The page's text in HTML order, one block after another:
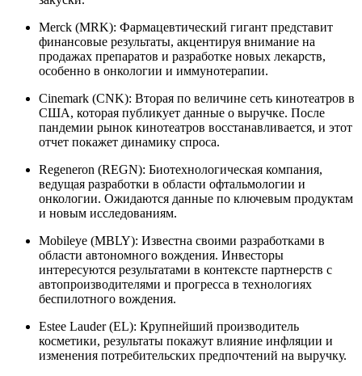
Merck (MRK): Фармацевтический гигант представит
финансовые результаты, акцентируя внимание на
продажах препаратов и разработке новых лекарств,
особенно в онкологии и иммунотерапии.
Cinemark (CNK): Вторая по величине сеть кинотеатров в
США, которая публикует данные о выручке. После
пандемии рынок кинотеатров восстанавливается, и этот
отчет покажет динамику спроса.
Regeneron (REGN): Биотехнологическая компания,
ведущая разработки в области офтальмологии и
онкологии. Ожидаются данные по ключевым продуктам
и новым исследованиям.
Mobileye (MBLY): Известна своими разработками в
области автономного вождения. Инвесторы
интересуются результатами в контексте партнерств с
автопроизводителями и прогресса в технологиях
беспилотного вождения.
Estee Lauder (EL): Крупнейший производитель
косметики, результаты покажут влияние инфляции и
изменения потребительских предпочтений на выручку.